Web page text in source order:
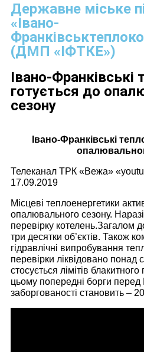
Державне міське
«Івано-
(ДМП «ІФТКЕ»)
Івано-Франківські
готується до
сезону
Івано-Франківські
Телеканал ТРК «Вежа»
17.09.2019
Місцеві теплоенергетики
опалювального сезону.
перевірку котелень.Загалом
три десятки об’єктів. Також
гідравлічні випробування
перевірки ліквідовано
стосується лімітів
цьому попередні борги
заборгованості становить –